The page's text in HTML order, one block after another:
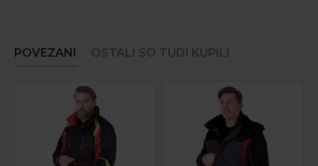
POVEZANI OSTALI SO TUDI KUPILI